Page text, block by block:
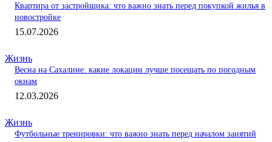
Квартира от застройщика: что важно знать перед покупкой жилья в
новостройке
15.07.2026
Жизнь
Весна на Сахалине: какие локации лучше посещать по погодным
окнам
12.03.2026
Жизнь
Футбольные тренировки: что важно знать перед началом занятий